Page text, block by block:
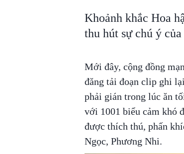
Khoảnh khắc Hoa
thu hút sự chú ý
Mới đây, cộng đồng
đăng tải đoạn clip ghi
phải gián trong lúc ăn
với 1001 biểu cảm khó
được thích thú, phấn
Ngọc, Phương Nhi.